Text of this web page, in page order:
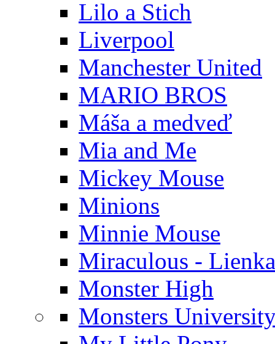
Lilo a Stich
Liverpool
Manchester United
MARIO BROS
Máša a medveď
Mia and Me
Mickey Mouse
Minions
Minnie Mouse
Miraculous -
Monster High
Monsters